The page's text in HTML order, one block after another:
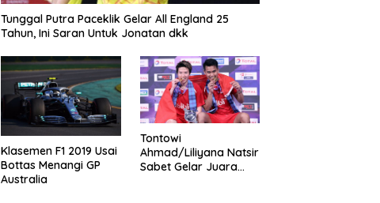
Tunggal Putra Paceklik Gelar All England 25
Tahun, Ini Saran Untuk Jonatan dkk
Klasemen F1 2019 Usai
Bottas Menangi GP
Australia
Tontowi
Ahmad/Liliyana Natsir
Sabet Gelar Juara